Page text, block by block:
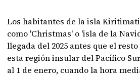
Los habitantes de la isla
como 'Christmas' o 'isla de la
llegada del 2025 antes que el
esta región insular del Pacífico
al 1 de enero, cuando la hora